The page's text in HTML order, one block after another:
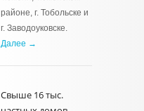
районе, г. Тобольске и
г. Заводоуковске.
Далее →
Свыше 16 тыс.